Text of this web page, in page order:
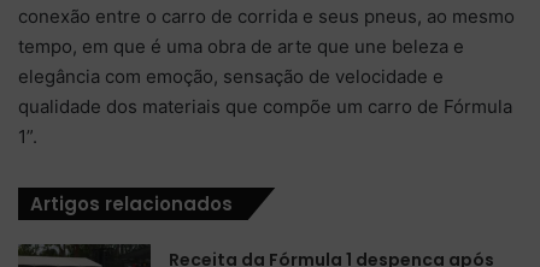
conexão entre o carro de corrida e seus pneus, ao mesmo
tempo, em que é uma obra de arte que une beleza e
elegância com emoção, sensação de velocidade e
qualidade dos materiais que compõe um carro de Fórmula
1”.
Artigos relacionados
Receita da Fórmula 1 despenca após